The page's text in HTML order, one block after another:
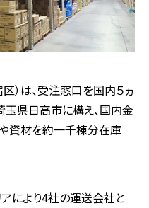
）は、受注窓口を国内５ヵ
県日高市に構え、国内金
資材を約一千棟分在庫
により4社の運送会社と